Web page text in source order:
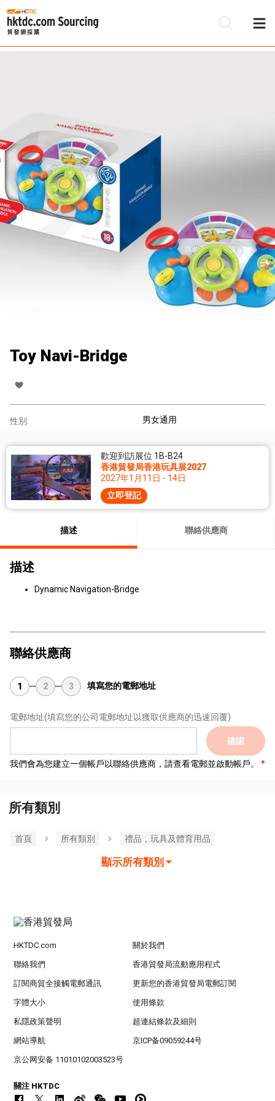
Toy Navi-Bridge
性别: 男女通用
歡迎到訪展位 1B-B24
香港貿發局香港玩具展2027
2027年1月11日 - 14日
立即登記
描述 聯絡供應商
描述
Dynamic Navigation-Bridge
聯絡供應商
1 2 3 填寫您的電郵地址
電郵地址(填寫您的公司電郵地址以獲取供應商的迅速回覆)
確認
我們會為您建立一個帳戶以聯絡供應商，請查看電郵並啟動帳戶。
所有類別
首頁 所有類別 禮品，玩具及體育用品
顯示所有類別
HKTDC.com 關於我們
聯絡我們 香港貿發局流動應用程式
訂閱商貿全接觸電郵通訊 更新您的香港貿發局電郵訂閱
字體大小 使用條款
私隱政策聲明 超連結條款及細則
網站導航 京ICP备09059244号
京公网安备 11010102003523号
關注 HKTDC